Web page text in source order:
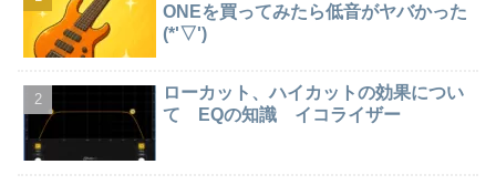
ONEを買ってみたら低音がヤバかった
(*'▽')
ローカット、ハイカットの効果につい
て EQの知識 イコライザー